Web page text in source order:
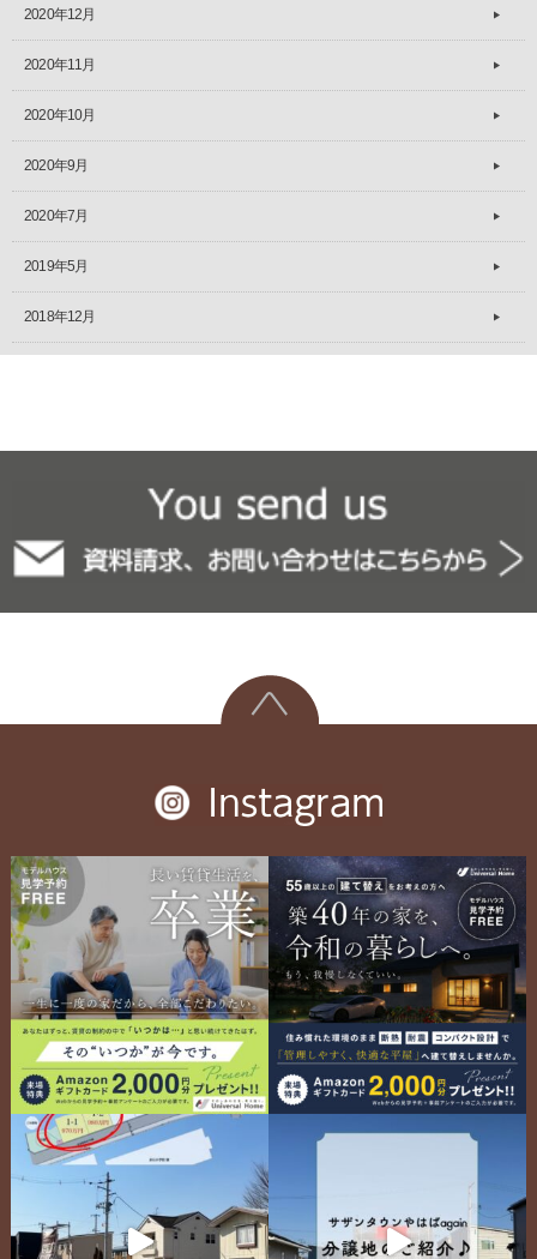
2020年12月
2020年11月
2020年10月
2020年9月
2020年7月
2019年5月
2018年12月